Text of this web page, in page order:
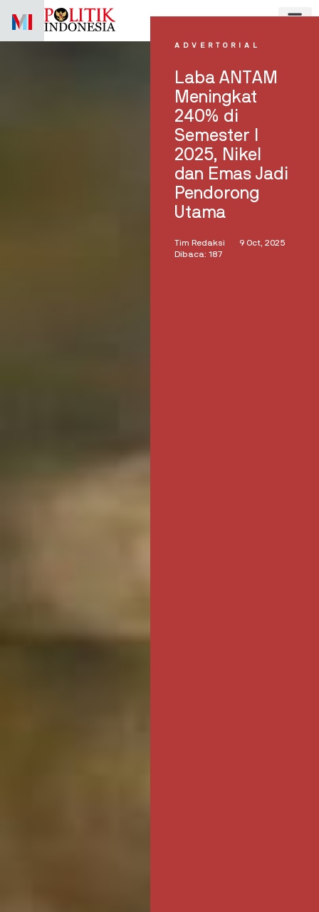
ADVERTORIAL
Laba ANTAM
Meningkat
240% di
Semester I
2025, Nikel
dan Emas Jadi
Pendorong
Utama
Tim Redaksi
9 Oct, 2025
Dibaca: 187